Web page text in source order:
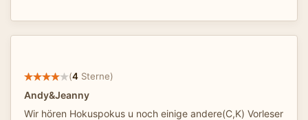
(4 Sterne)
Andy&Jeanny
Wir hören Hokuspokus u noch einige andere(C,K) Vorleser